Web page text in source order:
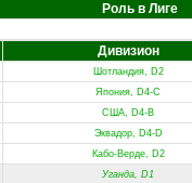
Роль в Лиге
Дивизион
Шотландия, D2
Япония, D4-C
США, D4-B
Эквадор, D4-D
Кабо-Верде, D2
Уганда, D1